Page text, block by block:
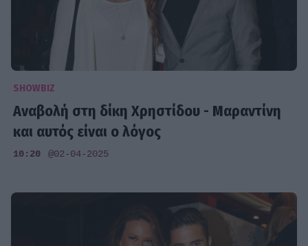
SHOWBIZ
Αναβολή στη δίκη Χρηστίδου - Μαραντίνη
και αυτός είναι ο λόγος
10:20 @02-04-2025